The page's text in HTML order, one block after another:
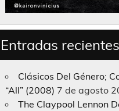
Entradas recientes
Clásicos Del Género;
“All” (2008) 7 de agosto
The Claypool Lennon